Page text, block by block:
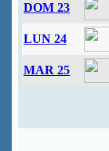
DOM 23
LUN 24
MAR 25